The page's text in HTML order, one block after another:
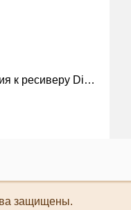
Как подключить система объемного звучания к ресиверу DirecTV
защищены.